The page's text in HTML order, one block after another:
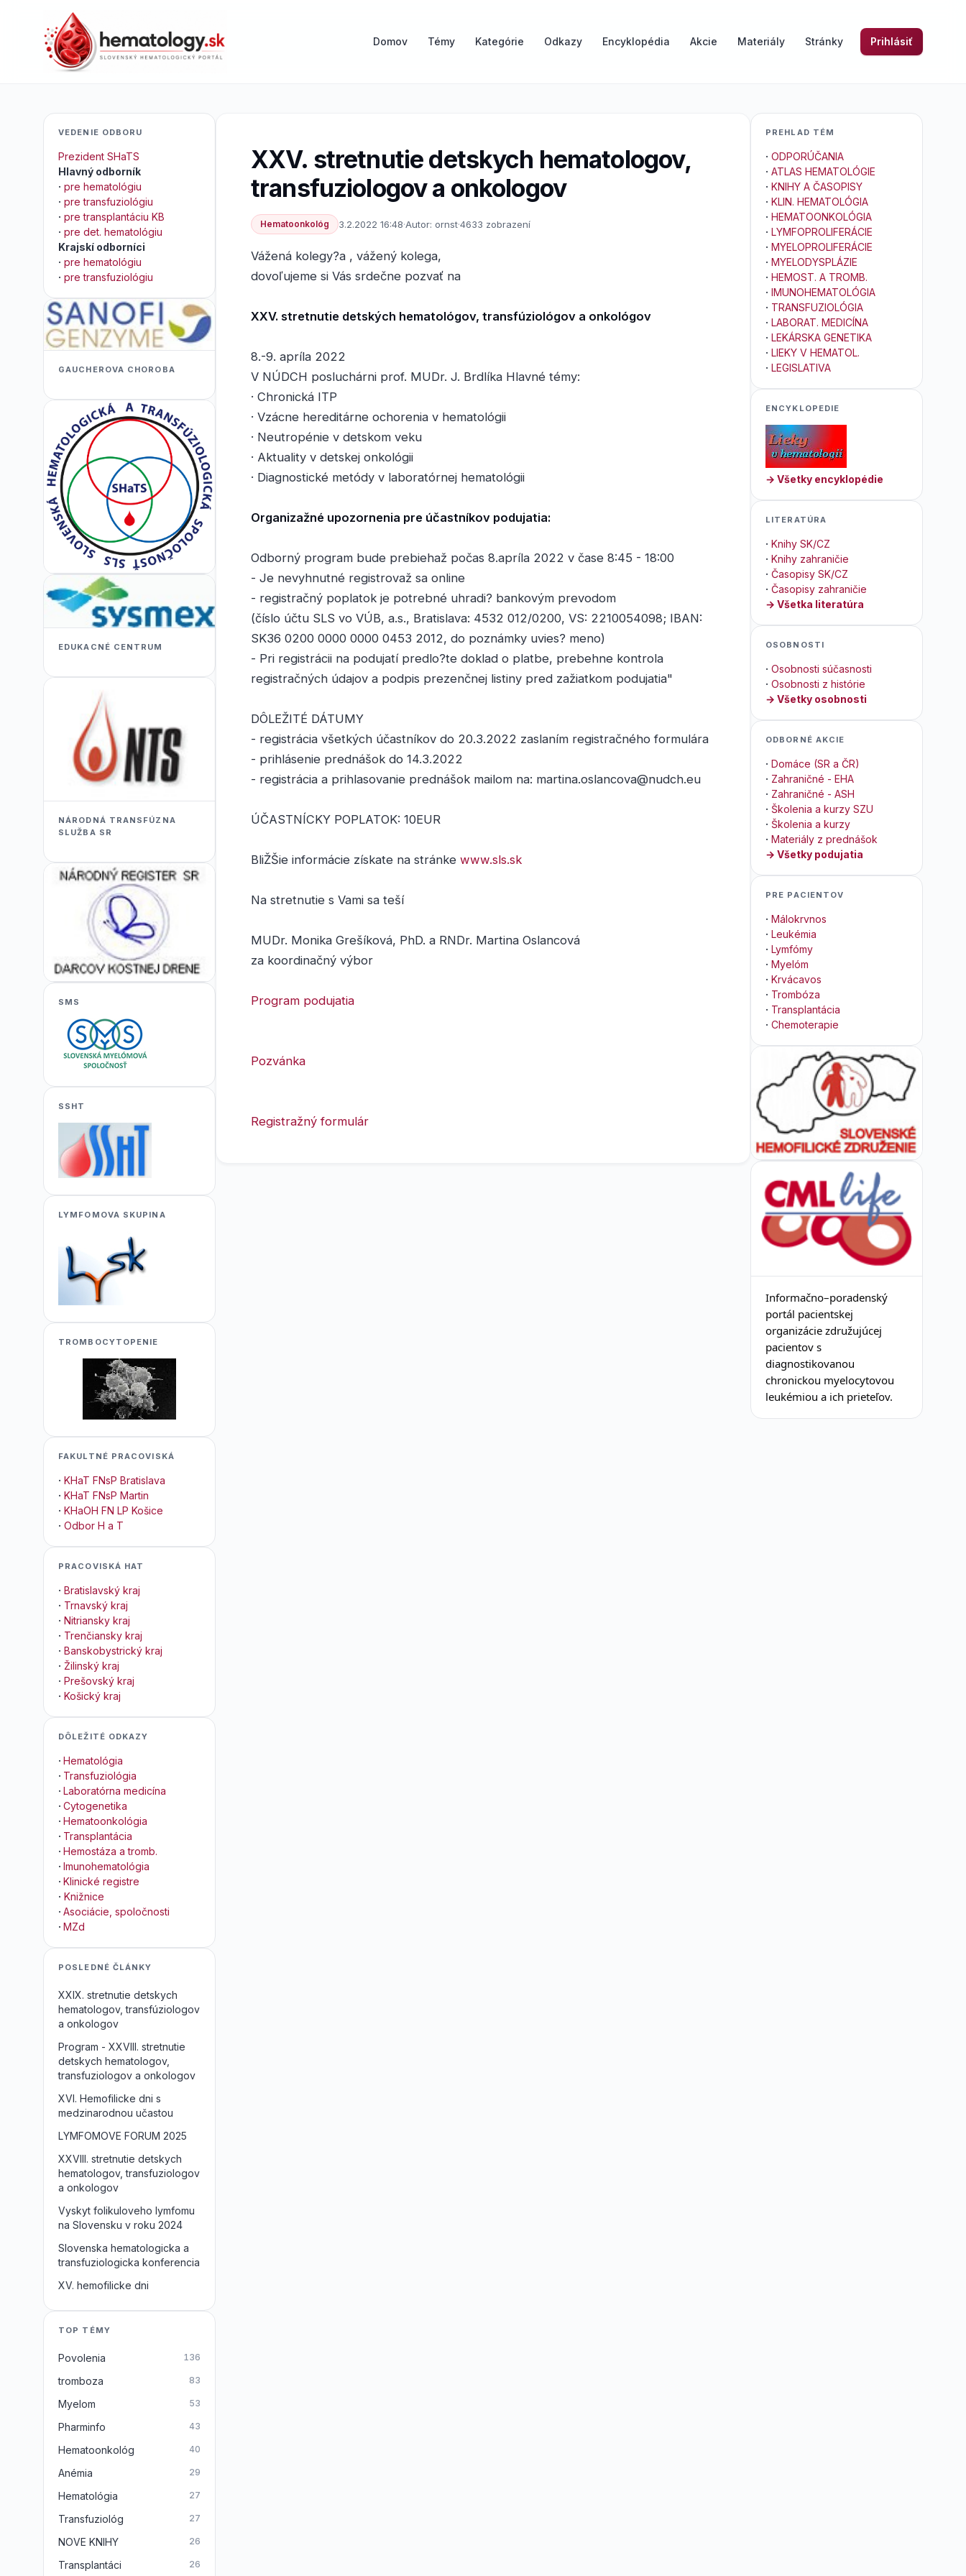
Domov Témy Kategórie Odkazy Encyklopédia Akcie Materiály Stránky Prihlásiť
XXV. stretnutie detskych hematologov,
transfuziologov a onkologov
Hematoonkológ 3.2.2022 16:48·Autor: ornst·4633 zobrazení
Vážená kolegy?a , vážený kolega,
dovoľujeme si Vás srdečne pozvať na
XXV. stretnutie detských hematológov, transfúziológov a onkológov
8.-9. apríla 2022
V NÚDCH posluchárni prof. MUDr. J. Brdlíka Hlavné témy:
· Chronická ITP
· Vzácne hereditárne ochorenia v hematológii
· Neutropénie v detskom veku
· Aktuality v detskej onkológii
· Diagnostické metódy v laboratórnej hematológii
Organizažné upozornenia pre účastníkov podujatia:
Odborný program bude prebiehaž počas 8.apríla 2022 v čase 8:45 - 18:00
- Je nevyhnutné registrovaž sa online
- registračný poplatok je potrebné uhradi? bankovým prevodom
(číslo účtu SLS vo VÚB, a.s., Bratislava: 4532 012/0200, VS: 2210054098; IBAN:
SK36 0200 0000 0000 0453 2012, do poznámky uvies? meno)
- Pri registrácii na podujatí predlo?te doklad o platbe, prebehne kontrola
registračných údajov a podpis prezenčnej listiny pred zažiatkom podujatia"
DÔLEŽITÉ DÁTUMY
- registrácia všetkých účastníkov do 20.3.2022 zaslaním registračného formulára
- prihlásenie prednášok do 14.3.2022
- registrácia a prihlasovanie prednášok mailom na: martina.oslancova@nudch.eu
ÚČASTNÍCKY POPLATOK: 10EUR
BliŽŠie informácie získate na stránke www.sls.sk
Na stretnutie s Vami sa teší
MUDr. Monika Grešíková, PhD. a RNDr. Martina Oslancová
za koordinačný výbor
Program podujatia
Pozvánka
Registražný formulár
VEDENIE ODBORU
Prezident SHaTS
Hlavný odborník
· pre hematológiu
· pre transfuziológiu
· pre transplantáciu KB
· pre det. hematológiu
Krajskí odborníci
· pre hematológiu
· pre transfuziológiu
GAUCHEROVA CHOROBA
EDUKACNÉ CENTRUM
NÁRODNÁ TRANSFÚZNA
SLUŽBA SR
SMS
SSHT
LYMFOMOVA SKUPINA
TROMBOCYTOPENIE
FAKULTNÉ PRACOVISKÁ
· KHaT FNsP Bratislava
· KHaT FNsP Martin
· KHaOH FN LP Košice
· Odbor H a T
PRACOVISKÁ HAT
· Bratislavský kraj
· Trnavský kraj
· Nitriansky kraj
· Trenčiansky kraj
· Banskobystrický kraj
· Žilinský kraj
· Prešovský kraj
· Košický kraj
DÔLEŽITÉ ODKAZY
· Hematológia
· Transfuziológia
· Laboratórna medicína
· Cytogenetika
· Hematoonkológia
· Transplantácia
· Hemostáza a tromb.
· Imunohematológia
· Klinické registre
· Knižnice
· Asociácie, spoločnosti
· MZd
POSLEDNÉ ČLÁNKY
XXIX. stretnutie detskych
hematologov, transfúziologov
a onkologov
Program - XXVIII. stretnutie
detskych hematologov,
transfuziologov a onkologov
XVI. Hemofilicke dni s
medzinarodnou učastou
LYMFOMOVE FORUM 2025
XXVIII. stretnutie detskych
hematologov, transfuziologov
a onkologov
Vyskyt folikuloveho lymfomu
na Slovensku v roku 2024
Slovenska hematologicka a
transfuziologicka konferencia
XV. hemofilicke dni
TOP TÉMY
Povolenia 136
tromboza 83
Myelom 53
Pharminfo 43
Hematoonkológ 40
Anémia 29
Hematológia 27
Transfuziológ 27
NOVE KNIHY 26
Transplantáci 26
PREHLAD TÉM
· ODPORÚČANIA
· ATLAS HEMATOLÓGIE
· KNIHY A ČASOPISY
· KLIN. HEMATOLÓGIA
· HEMATOONKOLÓGIA
· LYMFOPROLIFERÁCIE
· MYELOPROLIFERÁCIE
· MYELODYSPLÁZIE
· HEMOST. A TROMB.
· IMUNOHEMATOLÓGIA
· TRANSFUZIOLÓGIA
· LABORAT. MEDICÍNA
· LEKÁRSKA GENETIKA
· LIEKY V HEMATOL.
· LEGISLATIVA
ENCYKLOPEDIE
→ Všetky encyklopédie
LITERATÚRA
· Knihy SK/CZ
· Knihy zahraničie
· Časopisy SK/CZ
· Časopisy zahraničie
→ Všetka literatúra
OSOBNOSTI
· Osobnosti súčasnosti
· Osobnosti z histórie
→ Všetky osobnosti
ODBORNÉ AKCIE
· Domáce (SR a ČR)
· Zahraničné - EHA
· Zahraničné - ASH
· Školenia a kurzy SZU
· Školenia a kurzy
· Materiály z prednášok
→ Všetky podujatia
PRE PACIENTOV
· Málokrvnos
· Leukémia
· Lymfómy
· Myelóm
· Krvácavos
· Trombóza
· Transplantácia
· Chemoterapie
Informačno–poradenský
portál pacientskej
organizácie združujúcej
pacientov s
diagnostikovanou
chronickou myelocytovou
leukémiou a ich prieteľov.